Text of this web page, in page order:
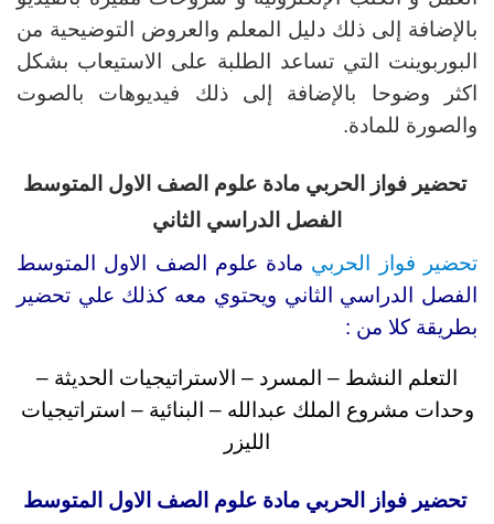
بالإضافة إلى ذلك دليل المعلم والعروض التوضيحية من
البوربوينت التي تساعد الطلبة على الاستيعاب بشكل
اكثر وضوحا بالإضافة إلى ذلك فيديوهات بالصوت
والصورة للمادة.
تحضير فواز الحربي مادة علوم الصف الاول المتوسط
الفصل الدراسي الثاني
تحضير فواز الحربي مادة علوم الصف الاول المتوسط
الفصل الدراسي الثاني ويحتوي معه كذلك علي تحضير
بطريقة كلا من :
التعلم النشط – المسرد – الاستراتيجيات الحديثة –
وحدات مشروع الملك عبدالله – البنائية – استراتيجيات
الليزر
تحضير فواز الحربي مادة علوم الصف الاول المتوسط